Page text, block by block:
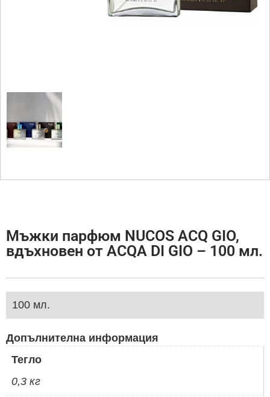
Мъжки парфюм NUCOS ACQ GIO,
вдъхновен от ACQA DI GIO – 100 мл.
100 мл.
Допълнителна информация
Тегло
0,3 кг